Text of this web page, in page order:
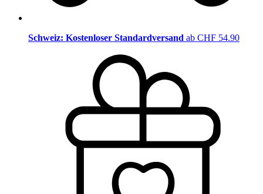
Schweiz: Kostenloser Standardversand ab CHF 54.90